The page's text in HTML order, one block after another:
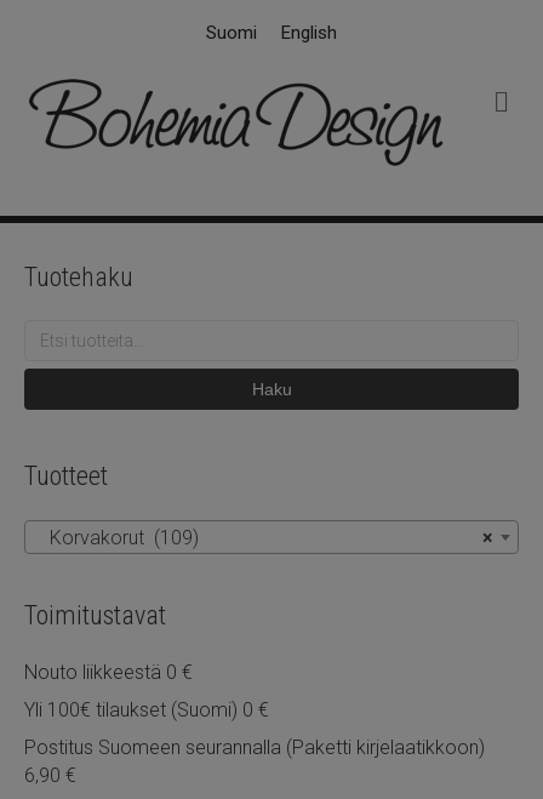
Suomi English
k
Tuotehaku
Etsi:
Haku
Tuotteet
×
Korvakorut (109)
Toimitustavat
Nouto liikkeestä 0 €
Yli 100€ tilaukset (Suomi) 0 €
Postitus Suomeen seurannalla (Paketti kirjelaatikkoon)
6,90 €